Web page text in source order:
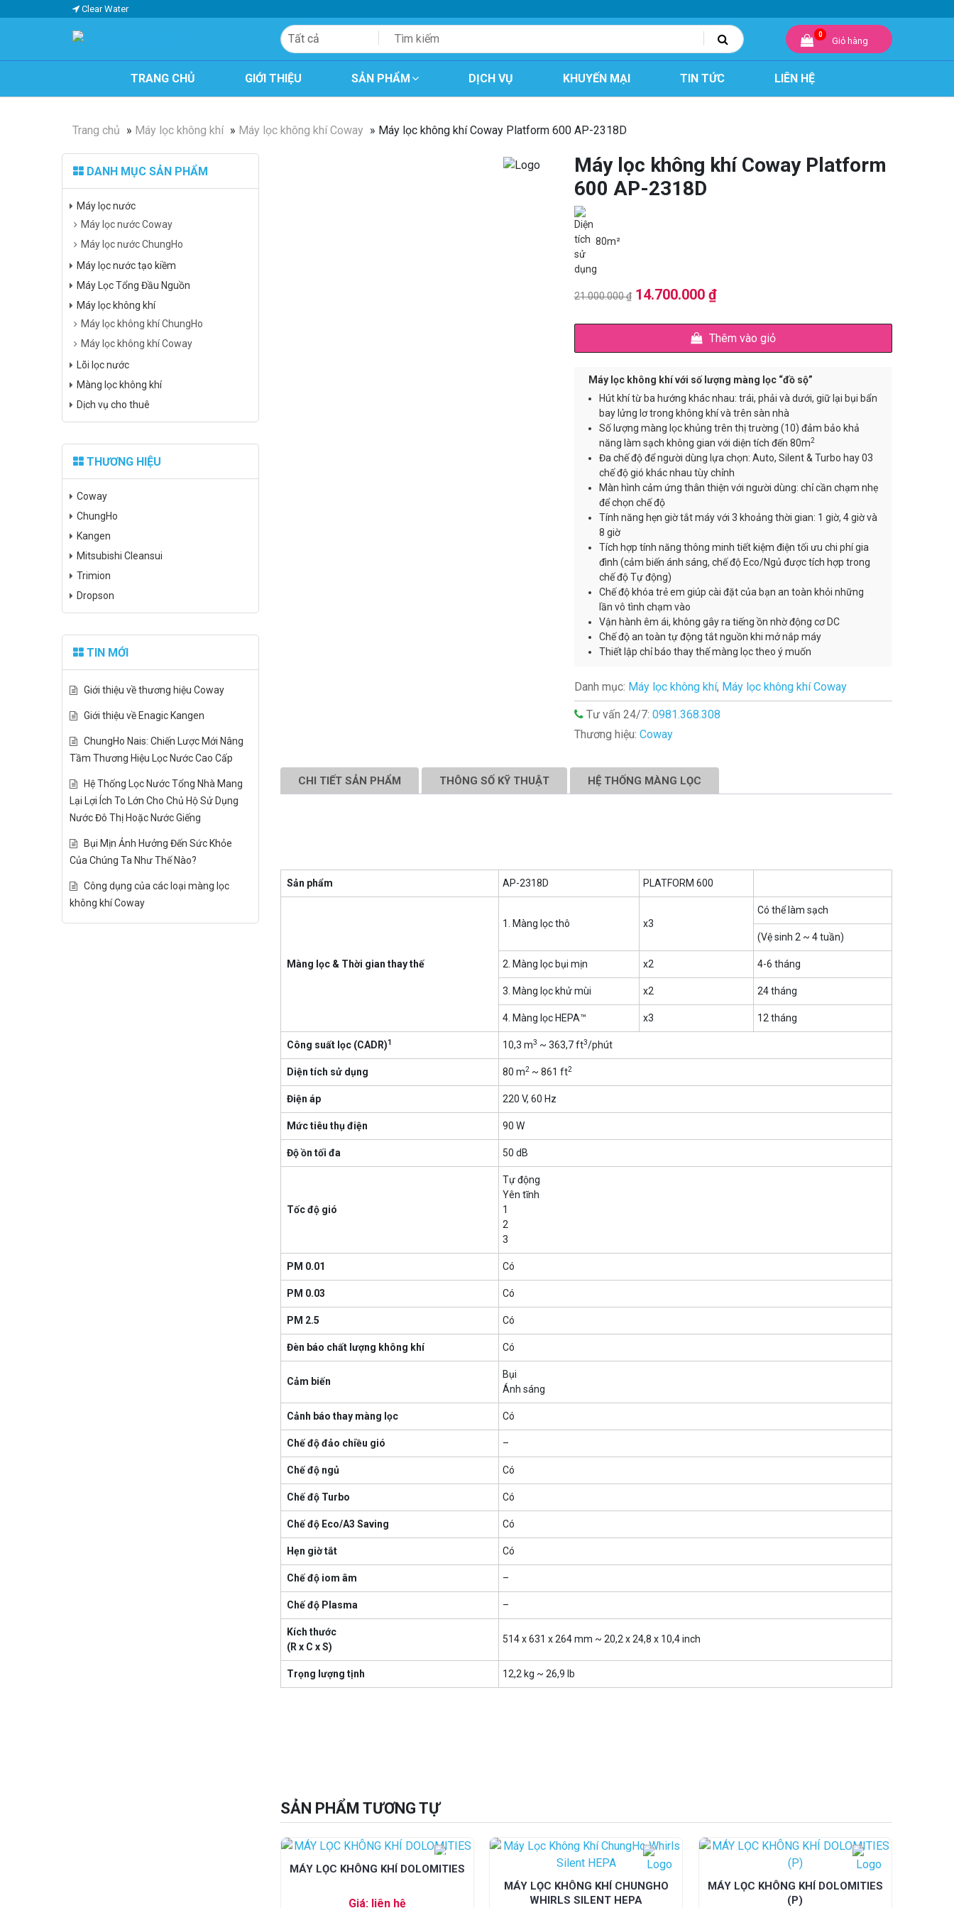
Clear Water
Clear Water Việt
Nam
0
Giỏ hàng
TRANG CHỦ GIỚI THIỆU SẢN PHẨM DỊCH VỤ KHUYẾN MẠI TIN TỨC LIÊN HỆ
Trang chủ » Máy lọc không khí » Máy lọc không khí Coway » Máy lọc không khí Coway Platform 600 AP-2318D
Máy lọc không khí Coway Platform
600 AP-2318D
80m²
21.000.000₫ Giá
21.000.000 ₫.
14.700.000 ₫Giá
tại
là:
14.700.000 ₫.
Thêm vào giỏ
Máy lọc không khí với số lượng màng lọc “đồ sộ”
Hút khí từ ba hướng khác nhau: trái, phải và dưới, giữ lại bụi bẩn
bay lửng lơ trong không khí và trên sàn nhà
Số lượng màng lọc khủng trên thị trường (10) đảm bảo khả
năng làm sạch không gian với diện tích đến 80m2
Đa chế độ để người dùng lựa chọn: Auto, Silent & Turbo hay 03
chế độ gió khác nhau tùy chỉnh
Màn hình cảm ứng thân thiện với người dùng: chỉ cần chạm nhẹ
để chọn chế độ
Tính năng hẹn giờ tắt máy với 3 khoảng thời gian: 1 giờ, 4 giờ và
8 giờ
Tích hợp tính năng thông minh tiết kiệm điện tối ưu chi phí gia
đình (cảm biến ánh sáng, chế độ Eco/Ngủ được tích hợp trong
chế độ Tự động)
Chế độ khóa trẻ em giúp cài đặt của bạn an toàn khỏi những
lần vô tình chạm vào
Vận hành êm ái, không gây ra tiếng ồn nhờ động cơ DC
Chế độ an toàn tự động tắt nguồn khi mở nắp máy
Thiết lập chỉ báo thay thế màng lọc theo ý muốn
Danh mục: Máy lọc không khí, Máy lọc không khí Coway
Tư vấn 24/7: 0981.368.308
Thương hiệu: Coway
CHI TIẾT SẢN PHẨM THÔNG SỐ KỸ THUẬT HỆ THỐNG MÀNG LỌC
Sản phẩm AP-2318D PLATFORM 600
Màng lọc & Thời gian thay thế
1. Màng lọc thô x3
Có thể làm sạch
(Vệ sinh 2 ~ 4 tuần)
2. Màng lọc bụi mịn x2 4-6 tháng
3. Màng lọc khử mùi x2 24 tháng
4. Màng lọc HEPA™ x3 12 tháng
Công suất lọc (CADR)1 10,3 m3 ~ 363,7 ft3/phút
Diện tích sử dụng 80 m2~ 861 ft2
Điện áp 220 V, 60 Hz
Mức tiêu thụ điện 90 W
Độ ồn tối đa 50 dB
Tốc độ gió
Tự động
Yên tĩnh
1
2
3
PM 0.01 Có
PM 0.03 Có
PM 2.5 Có
Đèn báo chất lượng không khí Có
Cảm biến
Bụi
Ánh sáng
Cảnh báo thay màng lọc Có
Chế độ đảo chiều gió –
Chế độ ngủ Có
Chế độ Turbo Có
Chế độ Eco/A3 Saving Có
Hẹn giờ tắt Có
Chế độ iom âm –
Chế độ Plasma –
Kích thước
(R x C x S)
514 x 631 x 264 mm ~ 20,2 x 24,8 x 10,4 inch
Trọng lượng tịnh 12,2 kg ~ 26,9 lb
SẢN PHẨM TƯƠNG TỰ
MÁY LỌC KHÔNG KHÍ DOLOMITIES
Giá: liên hệ
MÁY LỌC KHÔNG KHÍ CHUNGHO
WHIRLS SILENT HEPA
MÁY LỌC KHÔNG KHÍ DOLOMITIES
(P)
DANH MỤC SẢN PHẨM
Máy lọc nước
Máy lọc nước Coway
Máy lọc nước ChungHo
Máy lọc nước tạo kiềm
Máy Lọc Tổng Đầu Nguồn
Máy lọc không khí
Máy lọc không khí ChungHo
Máy lọc không khí Coway
Lõi lọc nước
Màng lọc không khí
Dịch vụ cho thuê
THƯƠNG HIỆU
Coway
ChungHo
Kangen
Mitsubishi Cleansui
Trimion
Dropson
TIN MỚI
Giới thiệu về thương hiệu Coway
Giới thiệu về Enagic Kangen
ChungHo Nais: Chiến Lược Mới Nâng
Tầm Thương Hiệu Lọc Nước Cao Cấp
Hệ Thống Lọc Nước Tổng Nhà Mang
Lại Lợi Ích To Lớn Cho Chủ Hộ Sử Dụng
Nước Đô Thị Hoặc Nước Giếng
Bụi Mịn Ảnh Hưởng Đến Sức Khỏe
Của Chúng Ta Như Thế Nào?
Công dụng của các loại màng lọc
không khí Coway